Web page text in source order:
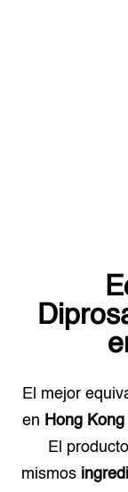
El mejor
en Hong Kong
El
mismos